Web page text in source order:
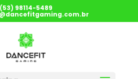
(53) 98114-5489